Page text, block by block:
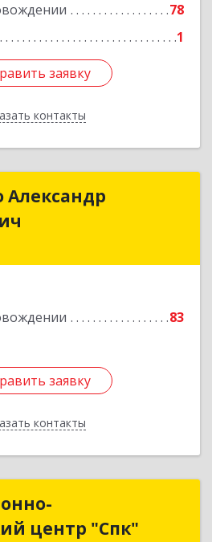
78
1
заявку
контакты
Подробнее
заявку
Назад
83
заявку
контакты
Александр
Подробнее
заявку
Назад
центр "Спк"
Консультационно-
центр "Спк"